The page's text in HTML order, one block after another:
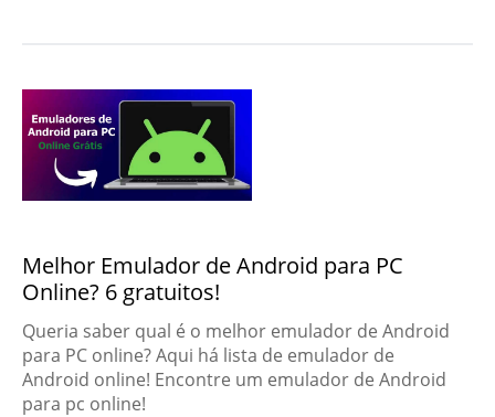
Melhor Emulador de Android para PC
Online? 6 gratuitos!
Queria saber qual é o melhor emulador de Android
para PC online? Aqui há lista de emulador de
Android online! Encontre um emulador de Android
para pc online!